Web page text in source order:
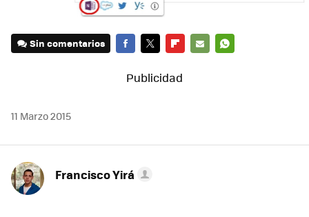
Sin comentarios
11 Marzo 2015
Francisco Yirá